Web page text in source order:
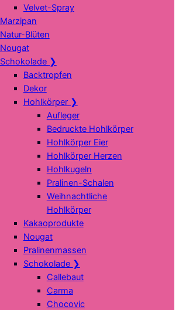
Velvet-Spray
Marzipan
Natur-Blüten
Nougat
Schokolade ❯
Backtropfen
Dekor
Hohlkörper ❯
Aufleger
Bedruckte Hohlkörper
Hohlkörper Eier
Hohlkörper Herzen
Hohlkugeln
Pralinen-Schalen
Weihnachtliche
Hohlkörper
Kakaoprodukte
Nougat
Pralinenmassen
Schokolade ❯
Callebaut
Carma
Chocovic